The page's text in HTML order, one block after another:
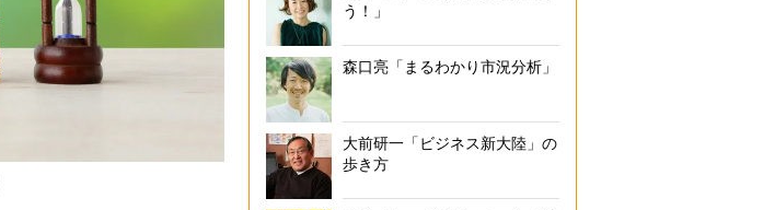
う！」
森口亮「まるわかり市況分析」
大前研一「ビジネス新大陸」の
歩き方